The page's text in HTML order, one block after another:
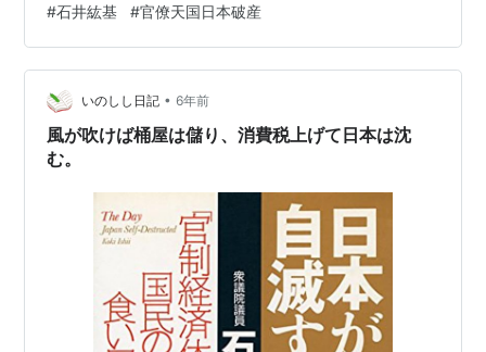
手に取った時 原作者の衆議院議員石井こうきは、なぜ、
マンガ本になんかしてしまったのかと 思った。 しかし、
読み進めるうちに、気が付いた。 これは、私の嫌いな
「まんがでわかる」本ではないことに。 この本が、「ま
んが」という手段を使って、伝えたかったことは、日本
の官僚政治に対する石井こうき…
#石井紘基 #官僚天国日本破産
いのしし日記 • 6年前
風が吹けば桶屋は儲り、消費税上げて日本は沈
む。